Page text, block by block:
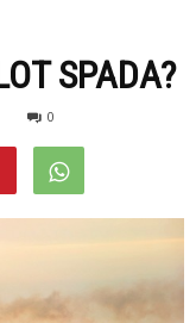
SPADA?
0